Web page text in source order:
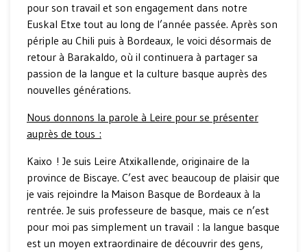
pour son travail et son engagement dans notre
Euskal Etxe tout au long de l’année passée. Après son
périple au Chili puis à Bordeaux, le voici désormais de
retour à Barakaldo, où il continuera à partager sa
passion de la langue et la culture basque auprès des
nouvelles générations.
Nous donnons la parole à Leire pour se présenter
auprès de tous :
Kaixo ! Je suis Leire Atxikallende, originaire de la
province de Biscaye. C’est avec beaucoup de plaisir que
je vais rejoindre la Maison Basque de Bordeaux à la
rentrée. Je suis professeure de basque, mais ce n’est
pour moi pas simplement un travail : la langue basque
est un moyen extraordinaire de découvrir des gens,